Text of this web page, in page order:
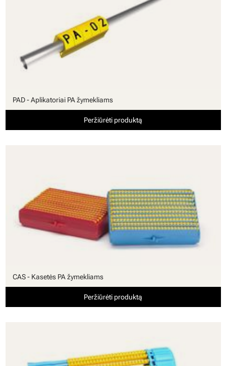
PAD - Aplikatoriai PA žymekliams
Peržiūrėti produktą
CAS - Kasetės PA žymekliams
Peržiūrėti produktą